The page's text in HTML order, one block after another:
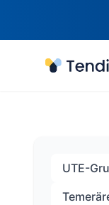
Tendios
UTE-